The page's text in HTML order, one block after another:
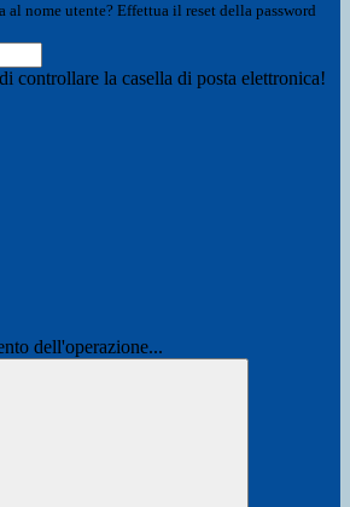
al nome utente? Effettua il reset della password
controllare la casella di posta elettronica!
dell'operazione...